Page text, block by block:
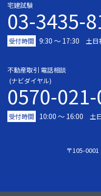
宅建試験
03-3435-
受付時間 9:30 〜 17:30 土日
不動産取引 電話相談
(ナビダイヤル)
0570-
受付時間 10:00 ～ 16:00 土
〒105-